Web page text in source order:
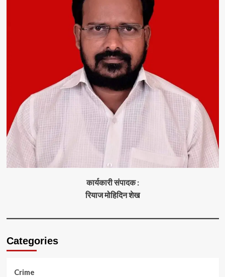
कार्यकारी संपादक :
रियाज मोहिदिन शेख
Categories
Crime